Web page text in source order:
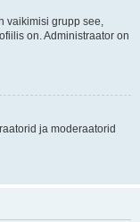
vaikimisi grupp see,
on. Administraator on
ja moderaatorid